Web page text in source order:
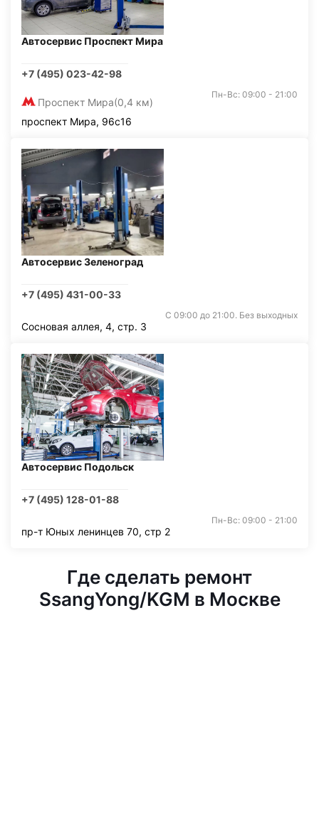
Автосервис Проспект Мира
+7 (495) 023-42-98
Проспект Мира(0,4 км)
Пн-Вс: 09:00 - 21:00
проспект Мира, 96с16
Автосервис Зеленоград
+7 (495) 431-00-33
С 09:00 до 21:00. Без выходных
Сосновая аллея, 4, стр. 3
Автосервис Подольск
+7 (495) 128-01-88
Пн-Вс: 09:00 - 21:00
пр-т Юных ленинцев 70, стр 2
Где сделать ремонт
SsangYong/KGM в Москве